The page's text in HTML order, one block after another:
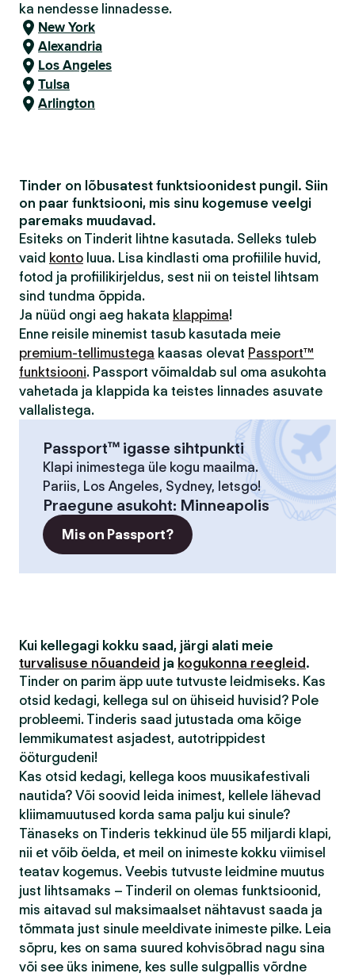
ka nendesse linnadesse.
New York
Alexandria
Los Angeles
Tulsa
Arlington
Tinder on lõbusatest funktsioonidest pungil. Siin
on paar funktsiooni, mis sinu kogemuse veelgi
paremaks muudavad.
Esiteks on Tinderit lihtne kasutada. Selleks tuleb
vaid konto luua. Lisa kindlasti oma profiilile huvid,
fotod ja profiilikirjeldus, sest nii on teistel lihtsam
sind tundma õppida.
Ja nüüd ongi aeg hakata klappima!
Enne reisile minemist tasub kasutada meie
premium-tellimustega kaasas olevat Passport™
funktsiooni. Passport võimaldab sul oma asukohta
vahetada ja klappida ka teistes linnades asuvate
vallalistega.
Passport™ igasse sihtpunkti
Klapi inimestega üle kogu maailma.
Pariis, Los Angeles, Sydney, letsgo!
Praegune asukoht: Minneapolis
Mis on Passport?
Kui kellegagi kokku saad, järgi alati meie
turvalisuse nõuandeid ja kogukonna reegleid .
Tinder on parim äpp uute tutvuste leidmiseks. Kas
otsid kedagi, kellega sul on ühiseid huvisid? Pole
probleemi. Tinderis saad jutustada oma kõige
lemmikumatest asjadest, autotrippidest
ööturgudeni!
Kas otsid kedagi, kellega koos muusikafestivali
nautida? Või soovid leida inimest, kellele lähevad
kliimamuutused korda sama palju kui sinule?
Tänaseks on Tinderis tekkinud üle 55 miljardi klapi,
nii et võib öelda, et meil on inimeste kokku viimisel
teatav kogemus. Veebis tutvuste leidmine muutus
just lihtsamaks – Tinderil on olemas funktsioonid,
mis aitavad sul maksimaalset nähtavust saada ja
tõmmata just sinule meeldivate inimeste pilke. Leia
sõpru, kes on sama suured kohvisõbrad nagu sina
või see üks inimene, kes sulle sulgpallis võrdne